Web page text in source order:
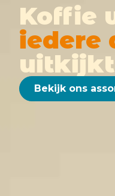
Koffie
iedere
uitkijkt
Bekijk ons